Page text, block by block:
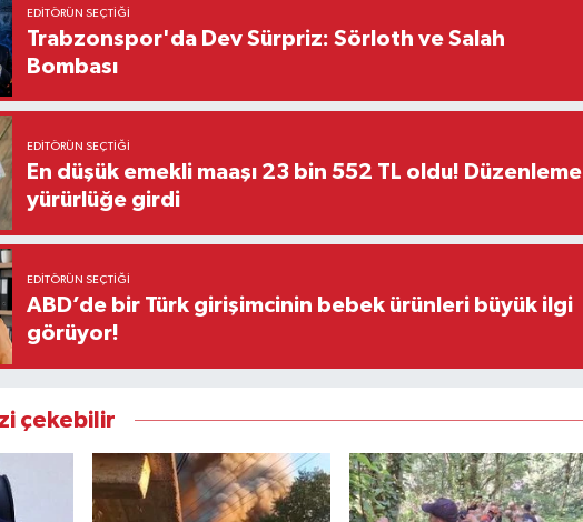
EDITÖRÜN SEÇTIĞI
Trabzonspor'da Dev Sürpriz: Sörloth ve Salah
Bombası
EDITÖRÜN SEÇTIĞI
En düşük emekli maaşı 23 bin 552 TL oldu! Düzenleme
yürürlüğe girdi
EDITÖRÜN SEÇTIĞI
ABD’de bir Türk girişimcinin bebek ürünleri büyük ilgi
görüyor!
çekebilir